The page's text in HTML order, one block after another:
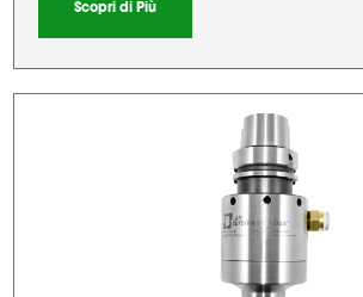
Scopri di Più